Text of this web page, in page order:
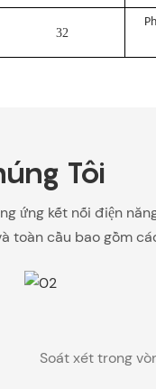
32
Tôi
ứng kết nối điện
cầu bao gồm
Soát xét trong